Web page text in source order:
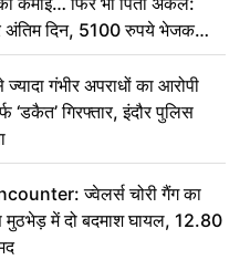
अंतिम दिन, 5100 रुपये भेजकर
कर दीजिए हम नहीं आ पाएंगे
गंभीर अपराधों का आरोपी
‘डकैत’ गिरफ्तार, इंदौर पुलिस
ज्वेलर्स चोरी गैंग का
मुठभेड़ में दो बदमाश घायल, 12.80